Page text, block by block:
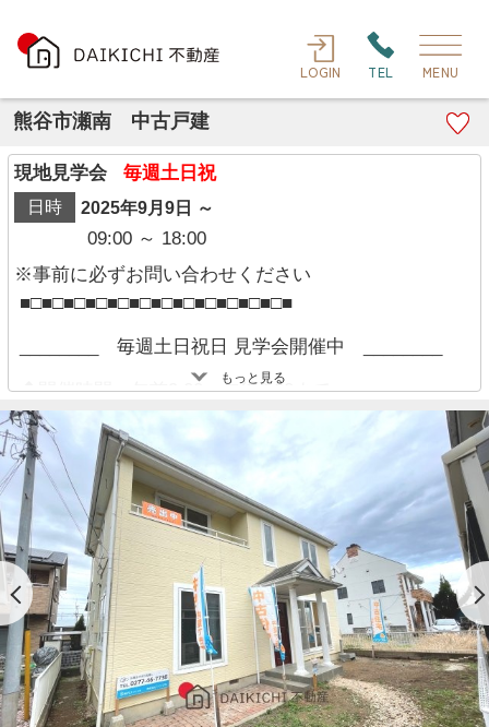
LOGIN TEL MENU
熊谷市瀬南 中古戸建
現地見学会 毎週土日祝
日時 2025年9月9日 ～
09:00 ～ 18:00
※事前に必ずお問い合わせください
■□■□■□■□■□■□■□■□■□■□■□■□■
________ 毎週土日祝日 見学会開催中 ________
◆開催時間：午前9:00～午後6:00まで
※現地にスタッフは常駐しておりません。
経験豊富なキャリアのあるスタッフが物件資料を現
地までお届けし、各物件の特徴や仕様・設備につい
て等、細かくご説明させて頂きます！
お子様連れでも問題ございません、この機会にぜひ
現地をご覧ください♪
ご希望の方は下記までご連絡下さいませ。
【株式会社DAIKICHI不動産】
【お問い合わせ：048-580-7057】
________ 住宅ローン相談会開催中 ________
DAIKICHI不動産はローンに自信があります！！
もっと見る